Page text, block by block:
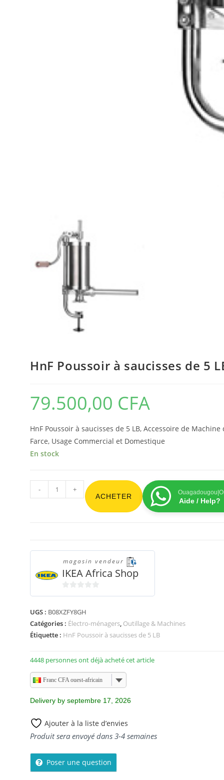
HnF Poussoir à saucisses de 5
79.500,00 CFA
HnF Poussoir à saucisses de 5 LB, Accessoire de
Farce, Usage Commercial et Domestique
En stock
- +
ACHETER
Aide / Help?
magasin vendeur
IKEA Africa Shop
u
r
5
UGS : B08XZFY8GH
Catégories : Électro-ménagers, Outillage & Machines
Étiquette : HnF Poussoir à saucisses de 5 LB
4448 personnes ont déjà acheté cet article
Franc CFA ouest-africain
Delivery by septembre 17, 2026
Ajouter à la liste d’envies
Produit sera envoyé dans 3-4 semaines
Poser une question